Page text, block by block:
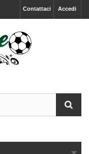
Accedi
Contattaci